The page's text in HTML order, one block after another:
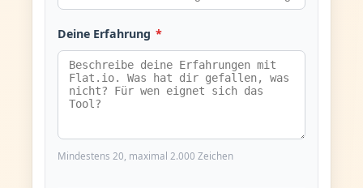
Deine Erfahrung *
Mindestens 20, maximal 2.000 Zeichen